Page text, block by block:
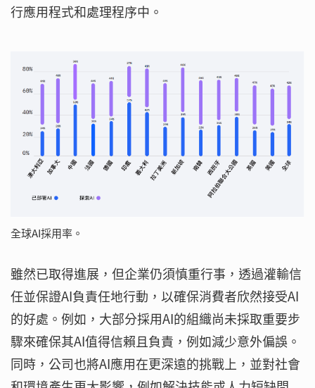
行應用程式和處理程序中。
全球AI採用率。
雖然已取得進展，但企業仍須慎重行事，透過灌輸信
任並保證AI負責任地行動，以確保消費者欣然接受AI
的好處。例如，大部分採用AI的組織尚未採取重要步
驟來確保其AI值得信賴且負責，例如減少意外偏誤。
同時，公司也將AI應用在更深遠的挑戰上，並對社會